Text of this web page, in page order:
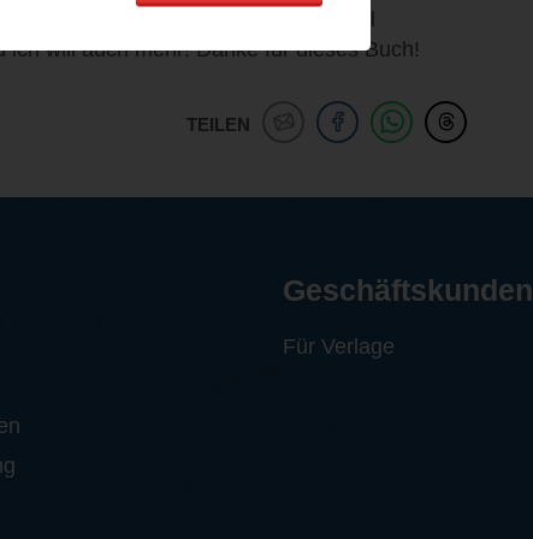
kleinen Dinge die Caroline Wahl
will auch mehr! Danke für dieses Buch!
TEILEN
Geschäftskunden
Für Verlage